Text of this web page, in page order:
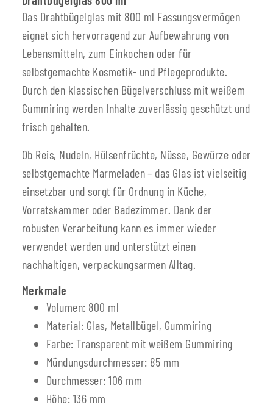
Das Drahtbügelglas mit 800 ml Fassungsvermögen
eignet sich hervorragend zur Aufbewahrung von
Lebensmitteln, zum Einkochen oder für
selbstgemachte Kosmetik- und Pflegeprodukte.
Durch den klassischen Bügelverschluss mit weißem
Gummiring werden Inhalte zuverlässig geschützt und
frisch gehalten.
Ob Reis, Nudeln, Hülsenfrüchte, Nüsse, Gewürze oder
selbstgemachte Marmeladen – das Glas ist vielseitig
einsetzbar und sorgt für Ordnung in Küche,
Vorratskammer oder Badezimmer. Dank der
robusten Verarbeitung kann es immer wieder
verwendet werden und unterstützt einen
nachhaltigen, verpackungsarmen Alltag.
Merkmale
Volumen: 800 ml
Material: Glas, Metallbügel, Gummiring
Farbe: Transparent mit weißem Gummiring
Mündungsdurchmesser: 85 mm
Durchmesser: 106 mm
Höhe: 136 mm